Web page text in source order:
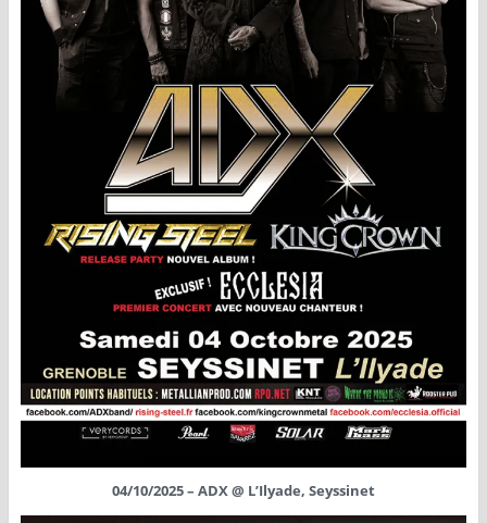
04/10/2025 – ADX @ L’Ilyade, Seyssinet